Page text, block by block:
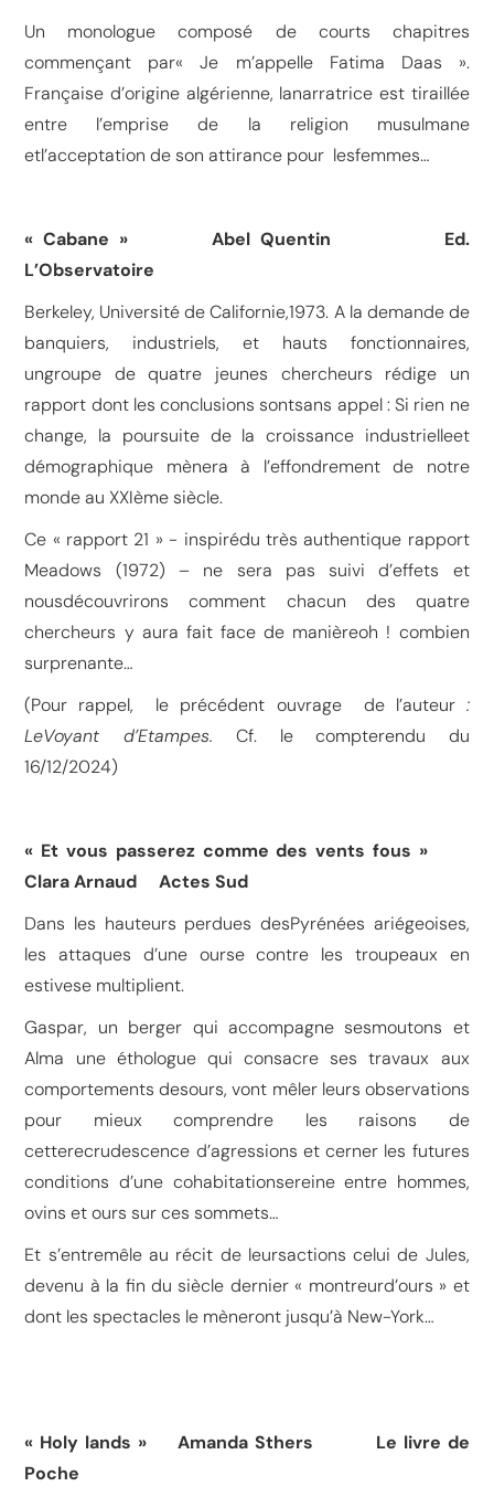
Un monologue composé de courts chapitres
commençant par« Je m’appelle Fatima Daas ».
Française d’origine algérienne, lanarratrice est tiraillée
entre l’emprise de la religion musulmane
etl’acceptation de son attirance pour lesfemmes…
« Cabane » Abel Quentin Ed.
L’Observatoire
Berkeley, Université de Californie,1973. A la demande de
banquiers, industriels, et hauts fonctionnaires,
ungroupe de quatre jeunes chercheurs rédige un
rapport dont les conclusions sontsans appel : Si rien ne
change, la poursuite de la croissance industrielleet
démographique mènera à l’effondrement de notre
monde au XXIème siècle.
Ce « rapport 21 » - inspirédu très authentique rapport
Meadows (1972) – ne sera pas suivi d’effets et
nousdécouvrirons comment chacun des quatre
chercheurs y aura fait face de manièreoh ! combien
surprenante…
(Pour rappel, le précédent ouvrage de l’auteur :
LeVoyant d’Etampes.Cf. le compterendu du
16/12/2024)
« Et vous passerez comme des vents fous »
Clara Arnaud Actes Sud
Dans les hauteurs perdues desPyrénées ariégeoises,
les attaques d’une ourse contre les troupeaux en
estivese multiplient.
Gaspar, un berger qui accompagne sesmoutons et
Alma une éthologue qui consacre ses travaux aux
comportements desours, vont mêler leurs observations
pour mieux comprendre les raisons de
cetterecrudescence d’agressions et cerner les futures
conditions d’une cohabitationsereine entre hommes,
ovins et ours sur ces sommets…
Et s’entremêle au récit de leursactions celui de Jules,
devenu à la fin du siècle dernier « montreurd’ours » et
dont les spectacles le mèneront jusqu’à New-York…
« Holy lands » Amanda Sthers Le livre de
Poche